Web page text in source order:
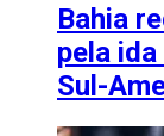
Bahia
pela
Sul-